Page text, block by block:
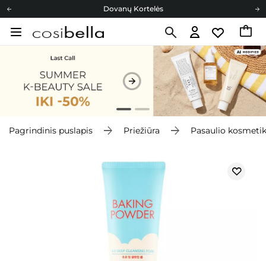
Dovanų Kortelės
Cosibella lojalumo programa
Dovanų Kortelės
Pagrindinis puslapis Priežiūra Pasaulio